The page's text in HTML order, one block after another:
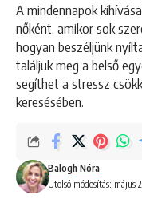
A mindennapok
nőként, amikor sok
hogyan beszéljünk
találjuk meg a belső
segíthet a stressz
keresésében.
Utolsó módosítás: május
Balogh Nóra